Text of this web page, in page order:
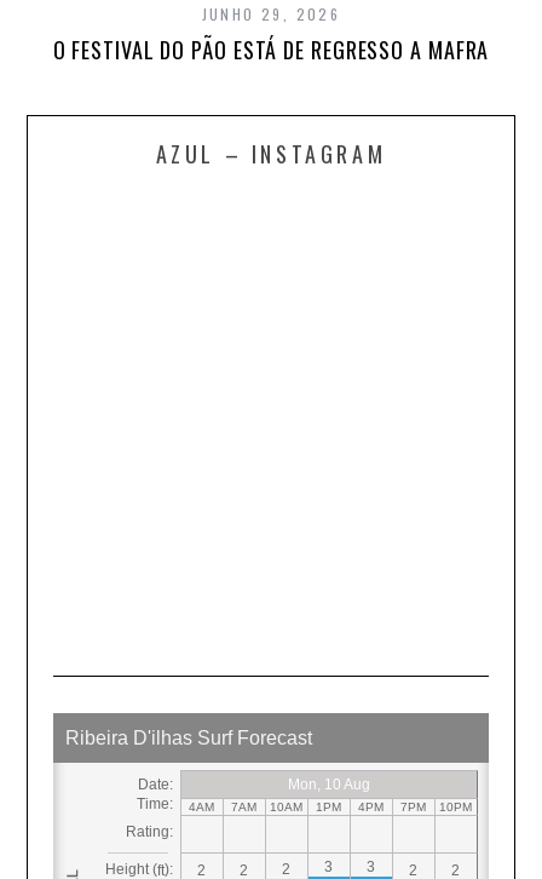
JUNHO 29, 2026
O FESTIVAL DO PÃO ESTÁ DE REGRESSO A MAFRA
AZUL – INSTAGRAM